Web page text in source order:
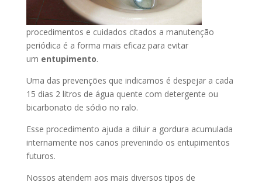
procedimentos e cuidados citados a manutenção
periódica é a forma mais eficaz para evitar
um entupimento.
Uma das prevenções que indicamos é despejar a cada
15 dias 2 litros de água quente com detergente ou
bicarbonato de sódio no ralo.
Esse procedimento ajuda a diluir a gordura acumulada
internamente nos canos prevenindo os entupimentos
futuros.
Nossos atendem aos mais diversos tipos de